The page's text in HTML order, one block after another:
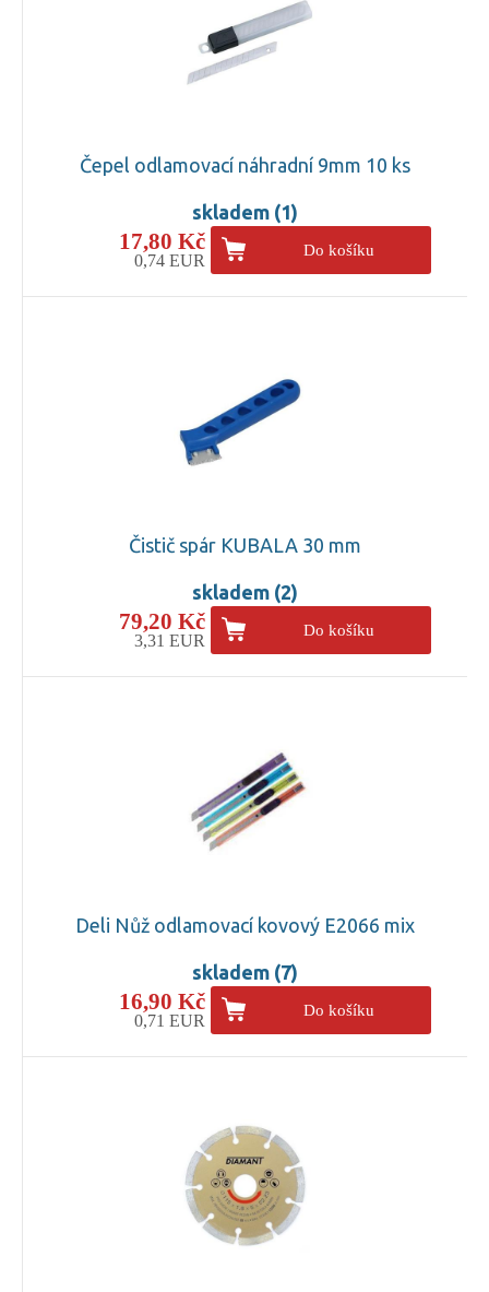
Čepel odlamovací náhradní 9mm 10 ks
skladem (1)
17,80 Kč
0,74 EUR
Do košíku
Čistič spár KUBALA 30 mm
skladem (2)
79,20 Kč
3,31 EUR
Do košíku
Deli Nůž odlamovací kovový E2066 mix
skladem (7)
16,90 Kč
0,71 EUR
Do košíku